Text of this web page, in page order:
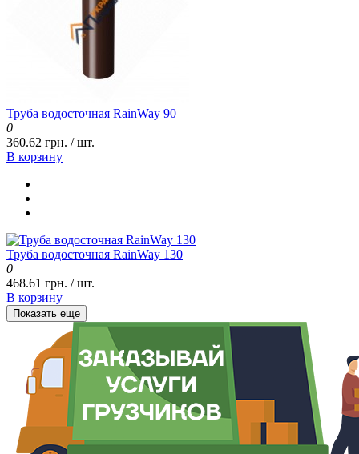
Труба водосточная RainWay 90
0
360.62 грн. / шт.
В корзину
Труба водосточная RainWay 130
0
468.61 грн. / шт.
В корзину
Показать еще